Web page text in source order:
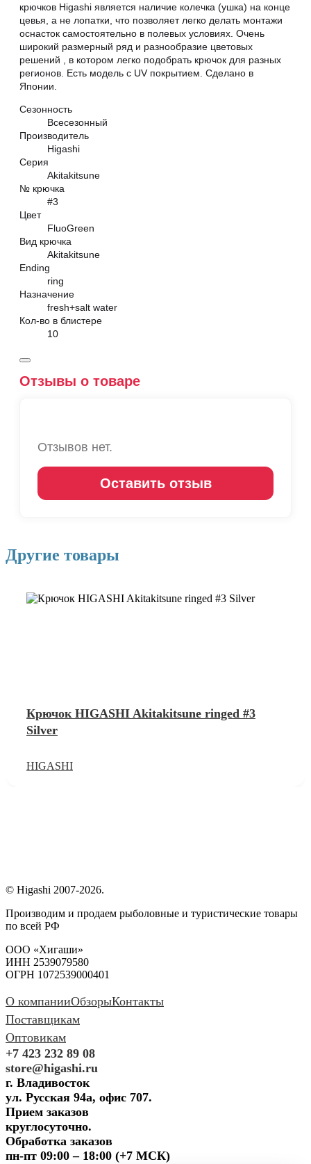
крючков Higashi является наличие колечка (ушка) на конце
цевья, а не лопатки, что позволяет легко делать монтажи
оснасток самостоятельно в полевых условиях. Очень
широкий размерный ряд и разнообразие цветовых
решений , в котором легко подобрать крючок для разных
регионов. Есть модель с UV покрытием. Сделано в
Японии.
Сезонность
Всесезонный
Производитель
Higashi
Серия
Akitakitsune
№ крючка
#3
Цвет
FluoGreen
Вид крючка
Akitakitsune
Ending
ring
Назначение
fresh+salt water
Кол-во в блистере
10
Отзывы о товаре
Отзывов нет.
Оставить отзыв
Другие товары
Крючок HIGASHI Akitakitsune ringed #3
Silver
HIGASHI
© Higashi 2007-2026.
Производим и продаем рыболовные и туристические товары
по всей РФ
ООО «Хигаши»
ИНН 2539079580
ОГРН 1072539000401
О компанииОбзорыКонтакты
Поставщикам
Оптовикам
+7 423 232 89 08
store@higashi.ru
г. Владивосток
ул. Русская 94а, офис 707.
Прием заказов
круглосуточно.
Обработка заказов
пн-пт 09:00 – 18:00 (+7 МСК)